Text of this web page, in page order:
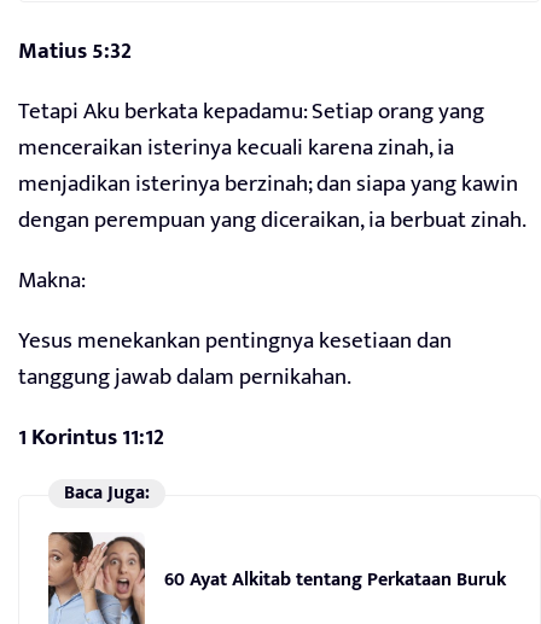
Matius 5:32
Tetapi Aku berkata kepadamu: Setiap orang yang
menceraikan isterinya kecuali karena zinah, ia
menjadikan isterinya berzinah; dan siapa yang kawin
dengan perempuan yang diceraikan, ia berbuat zinah.
Makna:
Yesus menekankan pentingnya kesetiaan dan
tanggung jawab dalam pernikahan.
1 Korintus 11:12
Baca Juga:
60 Ayat Alkitab tentang Perkataan Buruk